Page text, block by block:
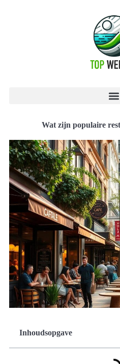
Wat zijn populaire
Inhoudsopgave